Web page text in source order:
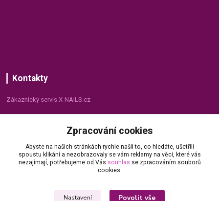
Kontakty
Zákaznický servis X-NAILS.cz
+420 735 055 075
info@x-nails.cz
Zpracování cookies
Abyste na našich stránkách rychle našli to, co hledáte, ušetřili
spoustu klikání a nezobrazovaly se vám reklamy na věci, které vás
nezajímají, potřebujeme od Vás souhlas se zpracováním souborů
cookies.
Nastavení Povolit vše